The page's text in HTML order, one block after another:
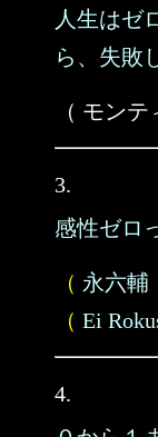
人生はゼ
ら、失敗
（ モン
3.
感性ゼロ
（ 永六輔
（ Ei
4.